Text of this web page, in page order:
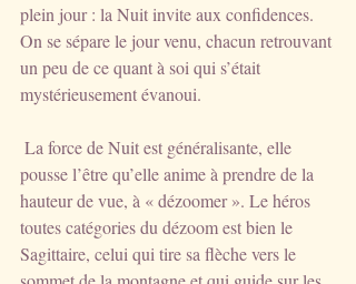
plein jour : la Nuit invite aux confidences.
On se sépare le jour venu, chacun retrouvant
un peu de ce quant à soi qui s’était
mystérieusement évanoui.
pousse l’être qu’elle anime à prendre de la
hauteur de vue, à « dézoomer ». Le héros
toutes catégories du dézoom est bien le
Sagittaire, celui qui tire sa flèche vers le